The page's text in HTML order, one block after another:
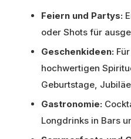
Feiern und Partys:
oder Shots für
Geschenkideen:
hochwertigen
Geburtstage,
Gastronomie:
Longdrinks in Bars